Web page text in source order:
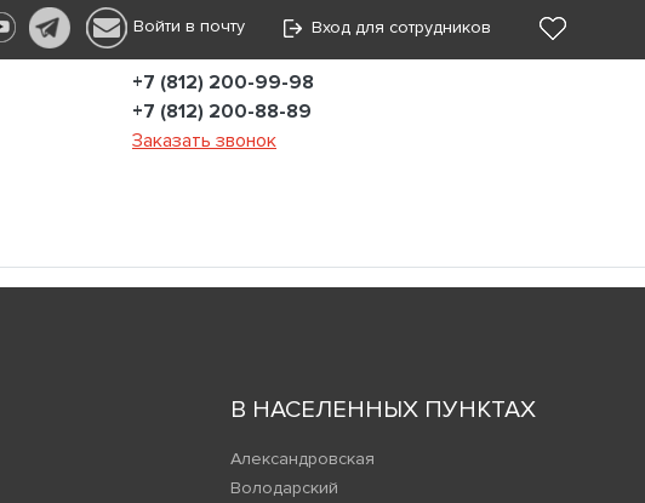
Войти в почту Вход для сотрудников
+7 (812) 200-99-98
+7 (812) 200-88-89
Заказать звонок
В НАСЕЛЕННЫХ ПУНКТАХ
Александровская
Володарский